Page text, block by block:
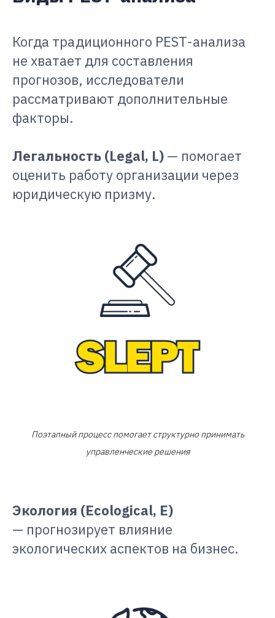
Когда традиционного PEST-анализа
не хватает для составления
прогнозов, исследователи
рассматривают дополнительные
факторы.
Легальность (Legal, L) — помогает
оценить работу организации через
юридическую призму.
Поэтапный процесс помогает структурно принимать
управленческие решения
Экология (Ecological, Е)
— прогнозирует влияние
экологических аспектов на бизнес.